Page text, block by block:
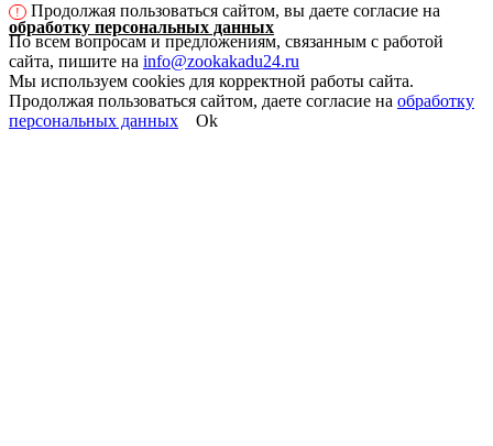
!
Продолжая пользоваться сайтом, вы даете согласие на
обработку персональных данных
По всем вопросам и предложениям, связанным с работой
сайта, пишите на info@zookakadu24.ru
Мы используем cookies для корректной работы сайта.
Продолжая пользоваться сайтом, даете согласие на обработку
персональных данных
Ok